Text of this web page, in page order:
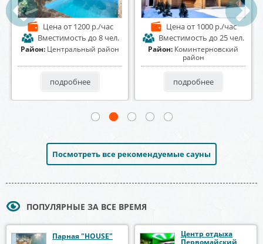
Ценаот 1200 р./час
Вместимость до 8 чел.
Район: Центральный район
подробнее
Ценаот 1000 р./час
Вместимость до 25 чел.
Район: Коминтерновский
район
подробнее
Посмотреть все рекомендуемые сауны
ПОПУЛЯРНЫЕ ЗА ВСЕ ВРЕМЯ
Парная "HOUSE"
Центр отдыха
Первомайский